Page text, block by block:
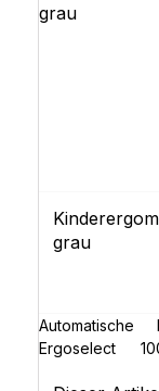
grau
Automatische
Ergoselect